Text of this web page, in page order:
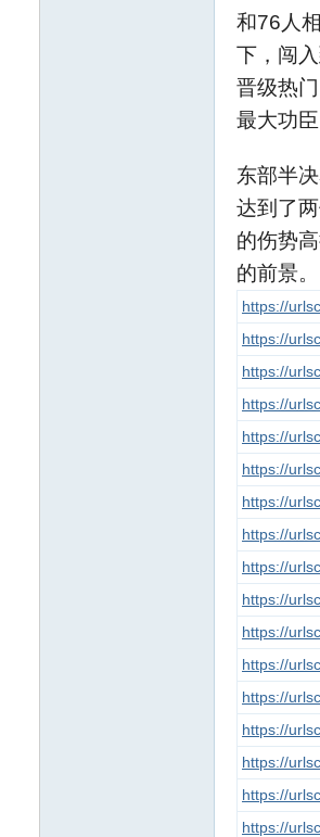
和76人
下，闯
晋级热
最大功臣
东部半
达到了
的伤势
的前景。
https://
https://
https://
https://
https://
https://
https://
https://
https://
https://
https://
https://
https://
https://
https://
https://
https://